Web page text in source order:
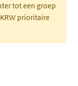
tot een groep
prioritaire